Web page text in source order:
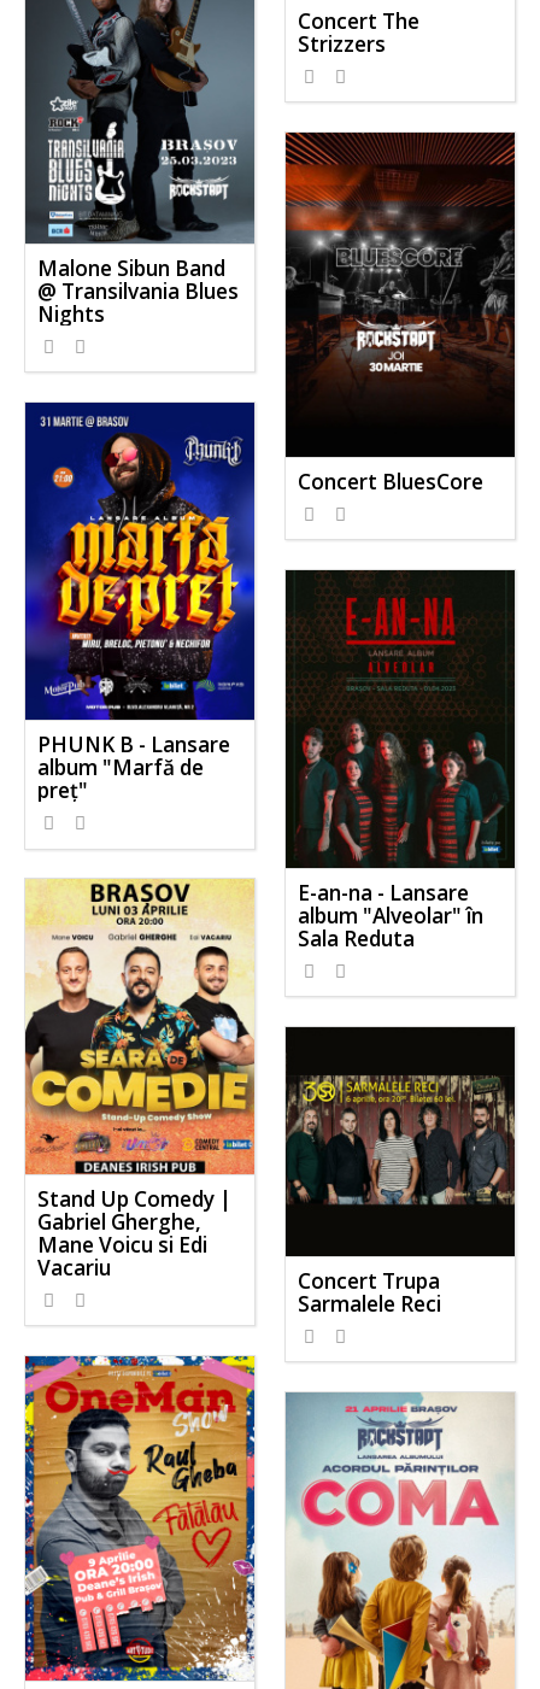
Concert The
Strizzers
Malone Sibun Band
@ Transilvania Blues
Nights
Concert BluesCore
PHUNK B - Lansare
album "Marfă de
preț"
E-an-na - Lansare
album "Alveolar" în
Sala Reduta
Stand Up Comedy |
Gabriel Gherghe,
Mane Voicu si Edi
Vacariu
Concert Trupa
Sarmalele Reci